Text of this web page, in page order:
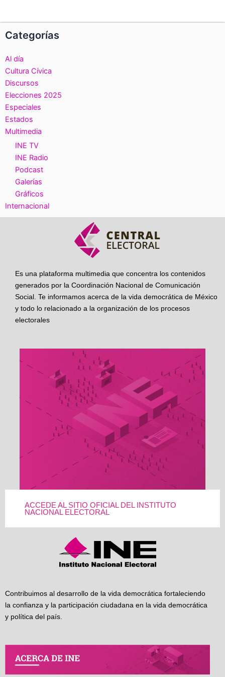
Categorías
Al día
Cultura Cívica
Discursos
Elecciones 2025
Especiales
Estados
Multimedia
INE TV
INE Radio
Podcast
Galerías
Gráficos
Internacional
Es una plataforma multimedia que concentra los contenidos
generados por la Coordinación Nacional de Comunicación
Social. Te informamos acerca de la vida democrática de México
y todo lo relacionado a la organización de los procesos
electorales
ACCEDE AL SITIO OFICIAL DEL INSTITUTO
NACIONAL ELECTORAL
Contribuimos al desarrollo de la vida democrática fortaleciendo
la confianza y la participación ciudadana en la vida democrática
y política del país.